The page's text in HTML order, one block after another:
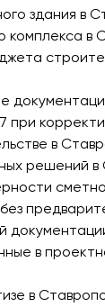
здания в
комплекса в
в
решений в
в
в